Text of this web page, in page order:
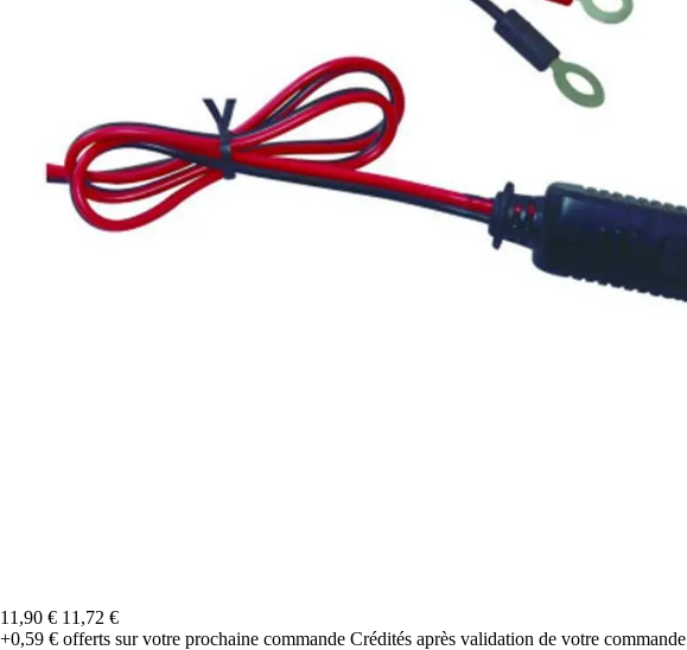
11,90 € 11,72 €
+0,59 € offerts sur votre prochaine commande Crédités après validation de votre commande